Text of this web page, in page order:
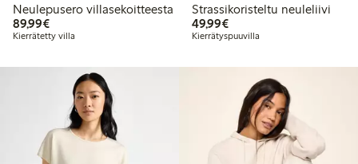
Neulepusero villasekoitteesta
89,99€89,99 €
Kierrätetty villa
Strassikoristeltu neuleliivi
49,99€49,99 €
Kierrätyspuuvilla